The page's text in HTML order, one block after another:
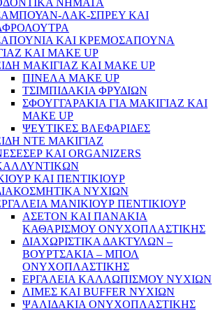
ΝΗΜΑΤΑ
ΛΑΚ-ΣΠΡΕΥ ΚΑΙ
ΚΑΙ ΚΡΕΜΟΣΑΠΟΥΝΑ
ΚΑΙ MAKE UP
ΜΑΚΙΓΙΑΖ ΚΑΙ MAKE UP
ΠΙΝΕΛΑ MAKE UP
ΤΣΙΜΠΙΔΑΚΙΑ ΦΡΥΔΙΩΝ
ΣΦΟΥΓΓΑΡΑΚΙΑ ΓΙΑ ΜΑΚΙΓΙΑZ ΚΑΙ
MAKE UP
ΨΕΥΤΙΚΕΣ ΒΛΕΦΑΡΙΔΕΣ
ΝΤΕ ΜΑΚΙΓΙΑΖ
ΚΑΙ ORGANIZERS
ΚΑΙ ΠΕΝΤΙΚΙΟΥΡ
ΝΥΧΙΩΝ
ΜΑΝΙΚΙΟΥΡ ΠΕΝΤΙΚΙΟΥΡ
ΑΣΕΤΟΝ ΚΑΙ ΠΑΝΑΚΙΑ
ΚΑΘΑΡΙΣΜΟΥ ΟΝΥΧΟΠΛΑΣΤΙΚΗΣ
ΔΙΑΧΩΡΙΣΤΙΚΑ ΔΑΚΤΥΛΩΝ –
ΒΟΥΡΤΣΑΚΙΑ – ΜΠΟΛ
ΟΝΥΧΟΠΛΑΣΤΙΚΗΣ
ΕΡΓΑΛΕΙΑ ΚΑΛΛΩΠΙΣΜΟΥ ΝΥΧΙΩΝ
ΛΙΜΕΣ ΚΑΙ BUFFER ΝΥΧΙΩΝ
ΨΑΛΙΔΑΚΙΑ ΟΝΥΧΟΠΛΑΣΤΙΚΗΣ